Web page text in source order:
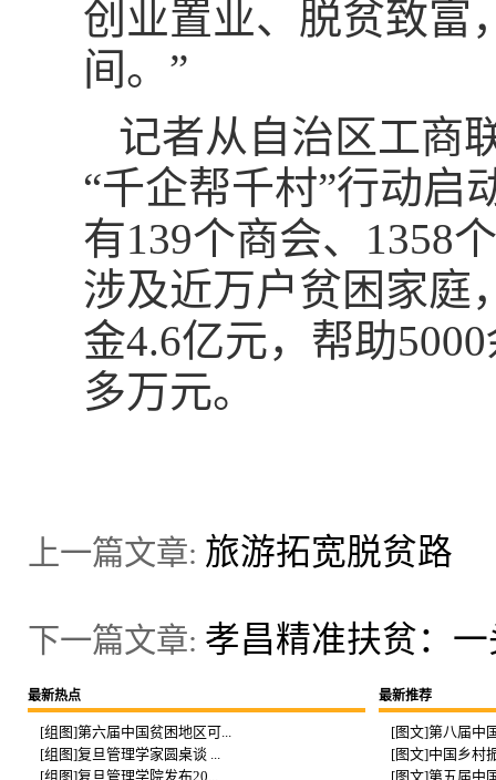
创业置业、脱贫致富
间。”
记者从自治区工商
“千企帮千村”行动启
有139个商会、1358
涉及近万户贫困家庭
金4.6亿元，帮助
多万元。
上一篇文章: 旅游拓宽脱贫路
下一篇文章: 孝昌精准扶贫：
最新热点
[组图]第六届中国贫困地区可...
[组图]复旦管理学家圆桌谈 ...
[组图]复旦管理学院发布20...
最新推荐
[图文]第八届中
[图文]中国乡村
[图文]第五届中